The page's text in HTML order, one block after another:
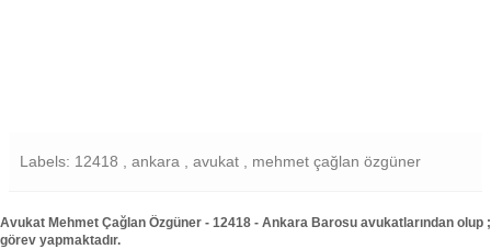
Labels: 12418 , ankara , avukat , mehmet çağlan özgüner
Avukat Mehmet Çağlan Özgüner - 12418 - Ankara Barosu avukatlarından olup ;
görev yapmaktadır.